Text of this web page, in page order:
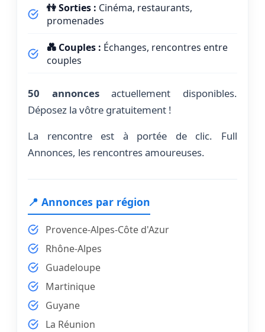
👫 Sorties : Cinéma, restaurants,
promenades
💑 Couples : Échanges, rencontres entre
couples
50 annoncesactuellement disponibles.
Déposez la vôtre gratuitement !
La rencontre est à portée de clic. Full
Annonces, les rencontres amoureuses.
📍 Annonces par région
Provence-Alpes-Côte d'Azur
Rhône-Alpes
Guadeloupe
Martinique
Guyane
La Réunion